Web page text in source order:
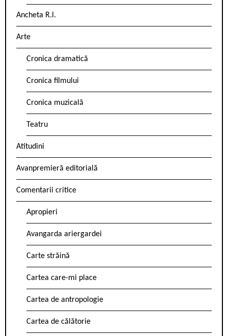
Ancheta R.l.
Arte
Cronica dramatică
Cronica filmului
Cronica muzicală
Teatru
Atitudini
Avanpremieră editorială
Comentarii critice
Apropieri
Avangarda ariergardei
Carte străină
Cartea care-mi place
Cartea de antropologie
Cartea de călătorie